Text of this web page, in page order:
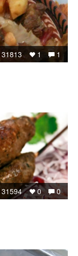
1
1
31813
0
0
31594